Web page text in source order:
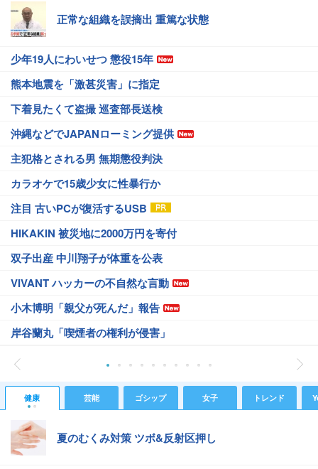
正常な組織を誤摘出 重篤な状態
少年19人にわいせつ 懲役15年
熊本地震を「激甚災害」に指定
下着見たくて盗撮 巡査部長送検
沖縄などでJAPANローミング提供
主犯格とされる男 無期懲役判決
カラオケで15歳少女に性暴行か
注目 古いPCが復活するUSB
HIKAKIN 被災地に2000万円を寄付
双子出産 中川翔子が体重を公表
VIVANT ハッカーの不自然な言動
小木博明「親父が死んだ」報告
岸谷蘭丸「喫煙者の権利が侵害」
健康 芸能 ゴシップ 女子 トレンド
夏のむくみ対策 ツボ&反射区押し